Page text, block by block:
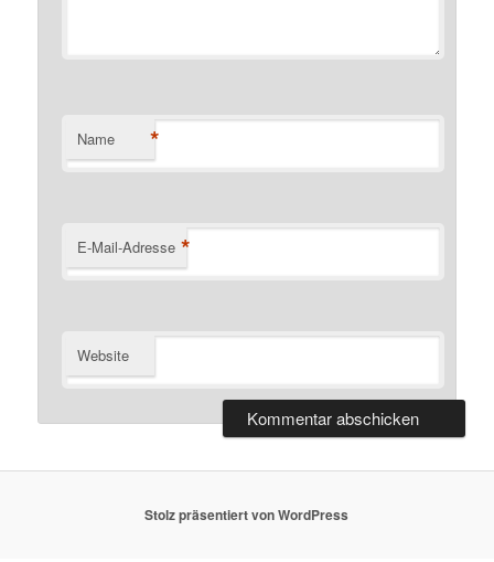
Name *
E-Mail-Adresse *
Website
Stolz präsentiert von WordPress